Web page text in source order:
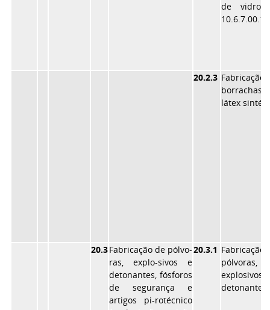
de vidro
10.6.7.00.1
20.2.3
látex
20.3Fabricação de pólvo-
ras, explo-sivos e
detonantes, fósforos
de segurança e
artigos pi-rotécnico
20.3.1
pólvoras,
detonantes